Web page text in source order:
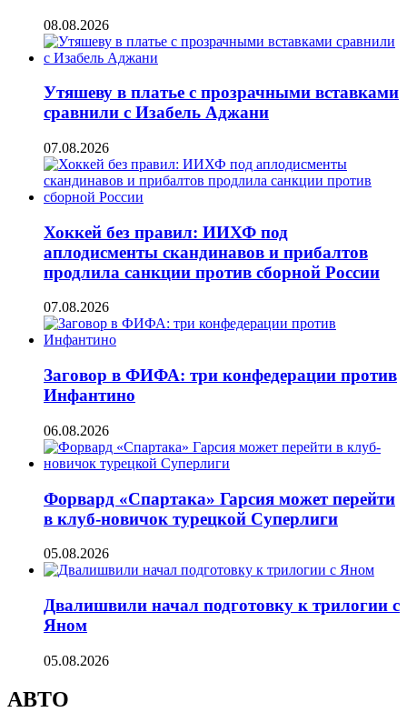
08.08.2026
Утяшеву в платье с прозрачными вставками
сравнили с Изабель Аджани
07.08.2026
Хоккей без правил: ИИХФ под
аплодисменты скандинавов и прибалтов
продлила санкции против сборной России
07.08.2026
Заговор в ФИФА: три конфедерации против
Инфантино
06.08.2026
Форвард «Спартака» Гарсия может перейти
в клуб-новичок турецкой Суперлиги
05.08.2026
Двалишвили начал подготовку к трилогии с
Яном
05.08.2026
АВТО